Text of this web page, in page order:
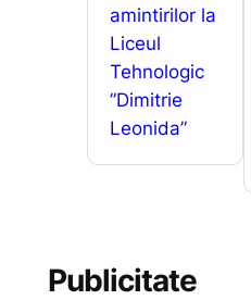
amintirilor la
Liceul
Tehnologic
”Dimitrie
Leonida”
Publicitate